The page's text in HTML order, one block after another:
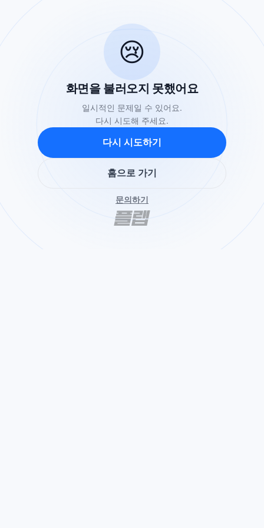
😢
화면을 불러오지 못했어요
일시적인 문제일 수 있어요.
다시 시도해 주세요.
다시 시도하기
홈으로 가기
문의하기